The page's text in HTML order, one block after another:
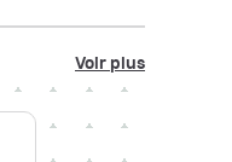
Voir plus